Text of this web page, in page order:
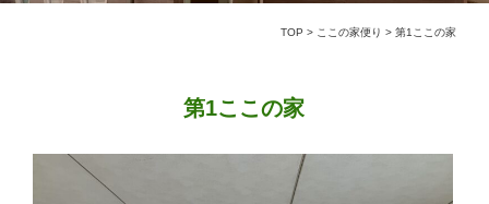
TOP > ここの家便り >第1ここの家
第1ここの家